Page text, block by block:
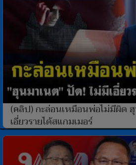
(คลิป) กะล่อนเหมือนพ่อไม่มีผิด
เอี่ยวรายได้สแกมเมอร์